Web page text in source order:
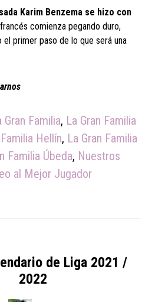
Karim Benzema se hizo con
comienza pegando duro,
el primer paso de lo que será una
Gran Familia, La Gran Familia
Hellín, La Gran Familia
Familia Úbeda, Nuestros
al Mejor Jugador
de Liga 2021 /
2022